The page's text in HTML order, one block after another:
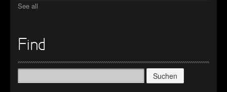
See all
Find
Suchen
nach: